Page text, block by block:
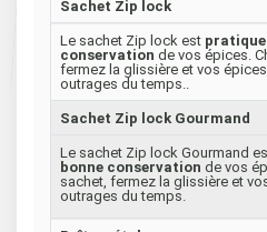
Sachet Zip lock
Le sachet Zip lock est pratique
conservation de vos épices.
fermez la glissière et vos
outrages du temps..
Sachet Zip lock Gourmand
Le sachet Zip lock Gourmand
bonne conservation de vos
sachet, fermez la glissière et
outrages du temps.